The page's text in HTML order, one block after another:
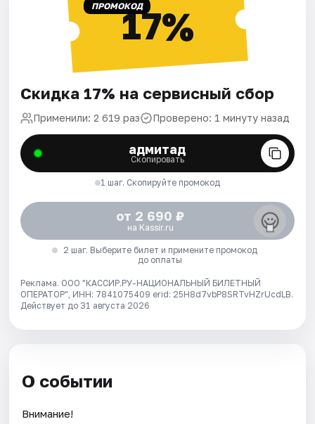
ПРОМОКОД17%
Скидка 17% на сервисный сбор
Применили: 2 619 раз Проверено: 1 минуту назад
адмитад
Скопировать
1 шаг. Скопируйте промокод
от 2 690 ₽
на Kassir.ru
2 шаг. Выберите билет и примените промокод
до оплаты
Реклама. ООО "КАССИР.РУ-НАЦИОНАЛЬНЫЙ БИЛЕТНЫЙ
ОПЕРАТОР", ИНН: 7841075409 erid: 25H8d7vbP8SRTvHZrUcdLB.
Действует до 31 августа 2026
О событии
Внимание!